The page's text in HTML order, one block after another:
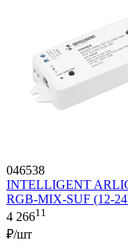
046538
INTELLIGENT
RGB-MIX-SUF (12-
4 26611
₽/шт